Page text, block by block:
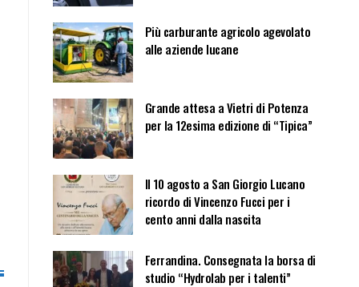
Più carburante agricolo agevolato
alle aziende lucane
Grande attesa a Vietri di Potenza
per la 12esima edizione di “Tipica”
Il 10 agosto a San Giorgio Lucano
ricordo di Vincenzo Fucci per i
cento anni dalla nascita
Ferrandina. Consegnata la borsa di
studio “Hydrolab per i talenti”